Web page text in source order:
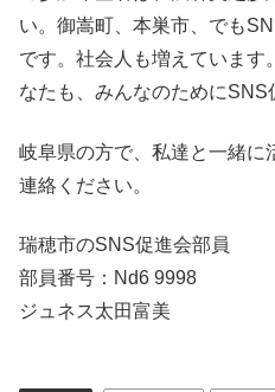
い。御嵩町、本巣市、でも
です。社会人も増えています
なたも、みんなのために
岐阜県の方で、私達と一緒に
連絡ください。
瑞穂市のSNS促進会部員
部員番号：Nd6 9998
ジュネス太田富美